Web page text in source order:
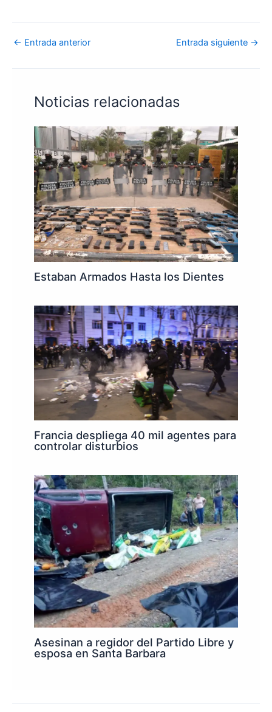
← Entrada anterior Entrada siguiente →
Noticias relacionadas
Estaban Armados Hasta los Dientes
Francia despliega 40 mil agentes para
controlar disturbios
Asesinan a regidor del Partido Libre y
esposa en Santa Barbara